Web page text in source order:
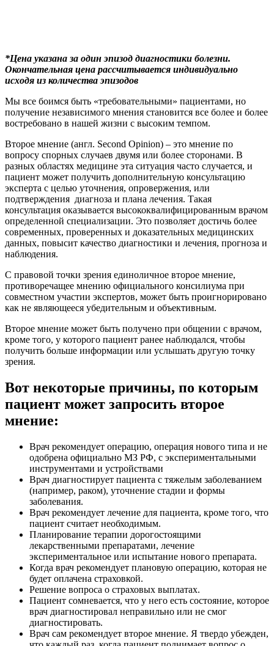
*Цена указана за один эпизод диагностики болезни.
Окончательная цена рассчитывается индивидуально
исходя из количества эпизодов
Мы все боимся быть «требовательными» пациентами, но
получение независимого мнения становится все более и более
востребовано в нашей жизни с высоким темпом.
Второе мнение (англ. Second Opinion) – это мнение по
вопросу спорных случаев двумя или более сторонами. В
разных областях медицине эта ситуация часто случается, и
пациент может получить дополнительную консультацию
эксперта с целью уточнения, опровержения, или
подтверждения диагноза и плана лечения. Такая
консультация оказывается высококвалифицированным врачом
определенной специализации. Это позволяет достичь более
современных, проверенных и доказательных медицинских
данных, повысит качество диагностики и лечения, прогноза и
наблюдения.
С правовой точки зрения единоличное второе мнение,
противоречащее мнению официального консилиума при
совместном участии экспертов, может быть проигнорировано
как не являющееся убедительным и объективным.
Второе мнение может быть получено при общении с врачом,
кроме того, у которого пациент ранее наблюдался, чтобы
получить больше информации или услышать другую точку
зрения.
Вот некоторые причины, по которым
пациент может запросить второе
мнение:
Врач рекомендует операцию, операция нового типа и не
одобрена официально МЗ РФ, с экспериментальными
инструментами и устройствами
Врач диагностирует пациента с тяжелым заболеванием
(например, раком), уточнение стадии и формы
заболевания.
Врач рекомендует лечение для пациента, кроме того, что
пациент считает необходимым.
Планирование терапии дорогостоящими
лекарственными препаратами, лечение
экспериментальное или испытание нового препарата.
Когда врач рекомендует плановую операцию, которая не
будет оплачена страховкой.
Решение вопроса о страховых выплатах.
Пациент сомневается, что у него есть состояние, которое
врач диагностировал неправильно или не смог
диагностировать.
Врач сам рекомендует второе мнение. Я твердо убежден,